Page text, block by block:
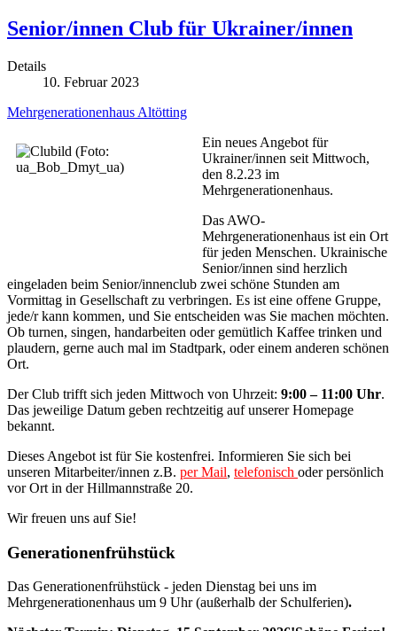
Senior/innen Club für Ukrainer/innen
Details
10. Februar 2023
Mehrgenerationenhaus Altötting
Ein neues Angebot für
Ukrainer/innen seit Mittwoch,
den 8.2.23 im
Mehrgenerationenhaus.
Das AWO-
Mehrgenerationenhaus ist ein Ort
für jeden Menschen. Ukrainische
Senior/innen sind herzlich
eingeladen beim Senior/innenclub zwei schöne Stunden am
Vormittag in Gesellschaft zu verbringen. Es ist eine offene Gruppe,
jede/r kann kommen, und Sie entscheiden was Sie machen möchten.
Ob turnen, singen, handarbeiten oder gemütlich Kaffee trinken und
plaudern, gerne auch mal im Stadtpark, oder einem anderen schönen
Ort.
Der Club trifft sich jeden Mittwoch von Uhrzeit: 9:00 – 11:00 Uhr.
Das jeweilige Datum geben rechtzeitig auf unserer Homepage
bekannt.
Dieses Angebot ist für Sie kostenfrei. Informieren Sie sich bei
unseren Mitarbeiter/innen z.B. per Mail, telefonisch oder persönlich
vor Ort in der Hillmannstraße 20.
Wir freuen uns auf Sie!
Generationenfrühstück
Das Generationenfrühstück - jeden Dienstag bei uns im
Mehrgenerationenhaus um 9 Uhr (außerhalb der Schulferien).